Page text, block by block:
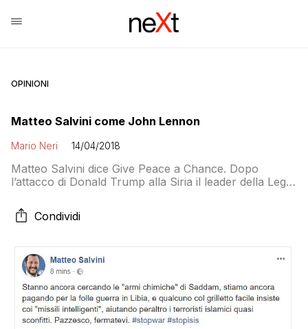
OPINIONI
Matteo Salvini come John Lennon
Mario Neri 14/04/2018
Matteo Salvini dice Give Peace a Chance. Dopo
l’attacco di Donald Trump alla Siria il leader della Lega
argomenti più popolari negli anni precedenti a sinistra
per criticare, senza nominarlo, il leader USA su cui
scorsi. Rimangiandosi tutti gli […]
Condividi